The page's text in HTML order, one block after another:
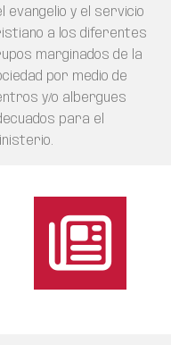
evangelio y el servicio
a los diferentes
marginados de la
por medio de
y/o albergues
para el